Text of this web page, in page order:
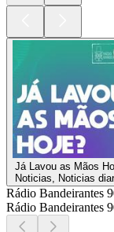
Já Lavou as Mãos
Noticias, Noticias
Rádio Bandeirantes
Rádio Bandeirantes